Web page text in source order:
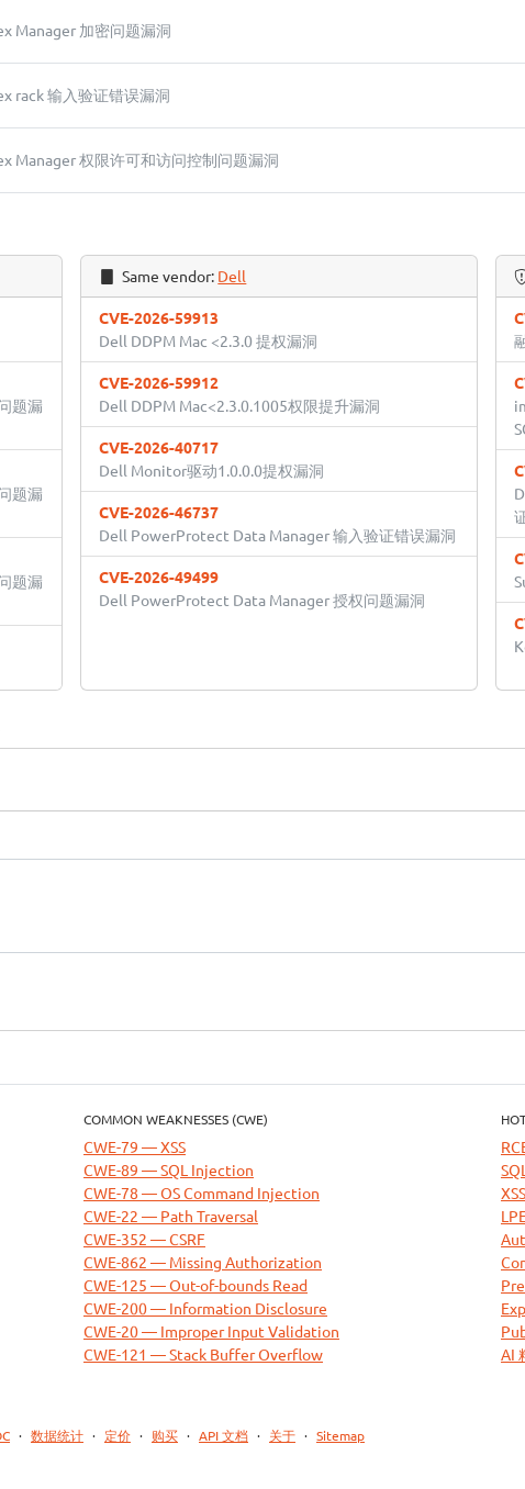
Manager 加密问题漏洞
rack 输入验证错误漏洞
Manager 权限许可和访问控制问题漏洞
题漏
题漏
题漏
Same vendor: Dell
CVE-2026-59913
Dell DDPM Mac <2.3.0 提权漏洞
CVE-2026-59912
Dell DDPM Mac<2.3.0.1005权限提升漏洞
CVE-2026-40717
Dell Monitor驱动1.0.0.0提权漏洞
CVE-2026-46737
Dell PowerProtect Data Manager 输入验证错误漏洞
CVE-2026-49499
Dell PowerProtect Data Manager 授权问题漏洞
COMMON WEAKNESSES (CWE)
CWE-79 — XSS
CWE-89 — SQL Injection
CWE-78 — OS Command Injection
CWE-22 — Path Traversal
CWE-352 — CSRF
CWE-862 — Missing Authorization
CWE-125 — Out-of-bounds Read
CWE-200 — Information Disclosure
CWE-20 — Improper Input Validation
CWE-121 — Stack Buffer Overflow
AI
· 数据统计 · 定价 · 购买 · API 文档 · 关于 · Sitemap